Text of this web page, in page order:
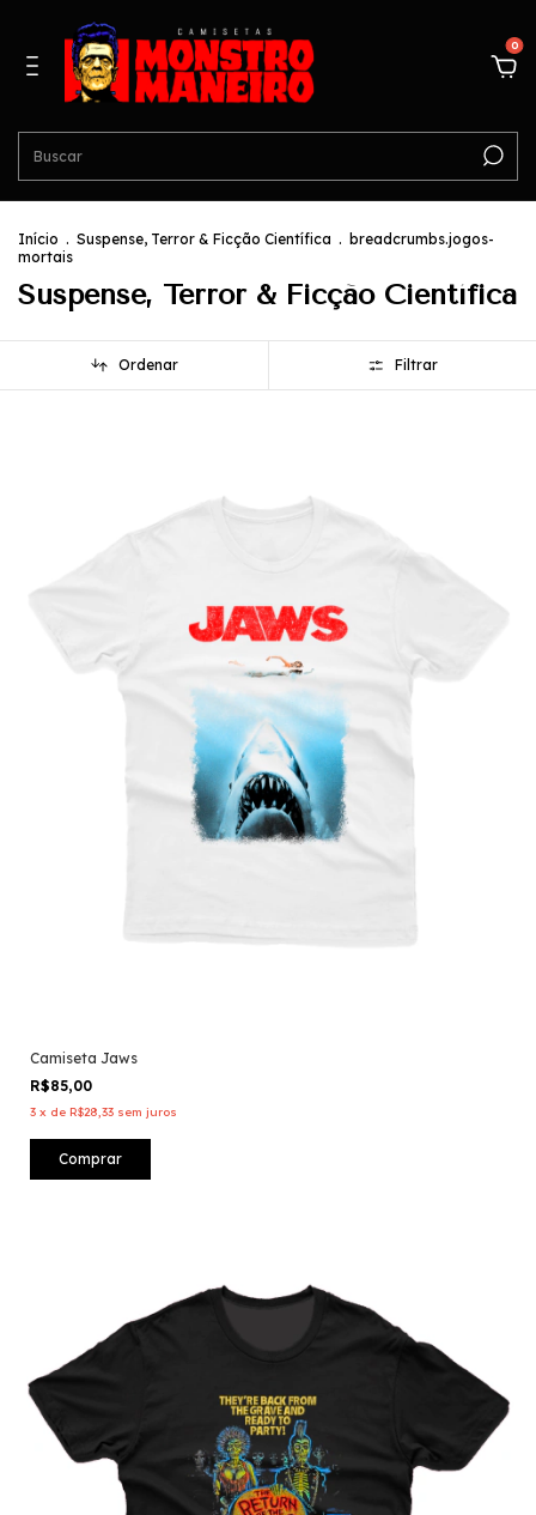
0
Início . Suspense, Terror & Ficção Científica . breadcrumbs.jogos-
mortais
Suspense, Terror & Ficção Científica
Ordenar Filtrar
Camiseta Jaws
R$85,00
3 x de R$28,33 sem juros
Comprar